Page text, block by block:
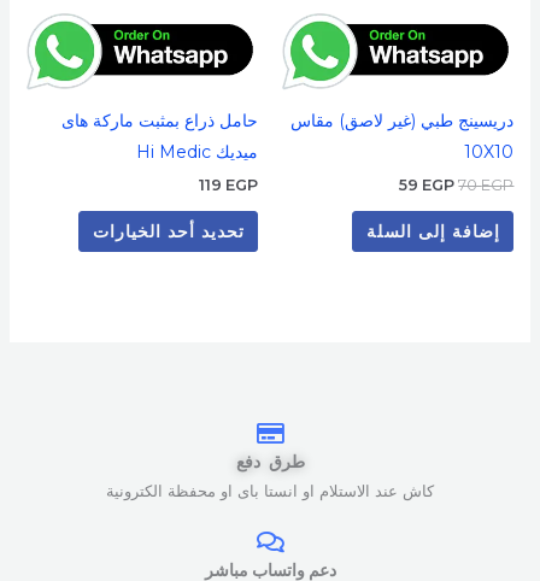
دريسينج طبي (غير لاصق) مقاس
10X10
70EGP
59 EGP
إضافة إلى السلة
حامل ذراع بمثبت ماركة هاى
ميديك Hi Medic
119 EGP
تحديد أحد الخيارات
اختيار
الخيارات
على
صفحة
طرق دفع
كاش عند الاستلام او انستا باى او محفظة الكترونية
دعم واتساب مباشر